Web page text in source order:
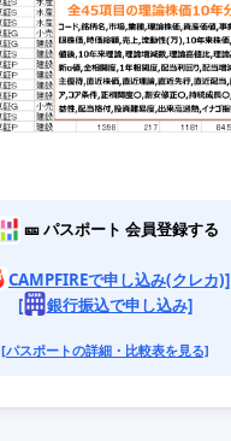
🎫 パスポート 会員登録する
CAMPFIREで申し込み(クレカ)]
[
銀行振込で申し込み]
[パスポートの詳細・比較表を見る]